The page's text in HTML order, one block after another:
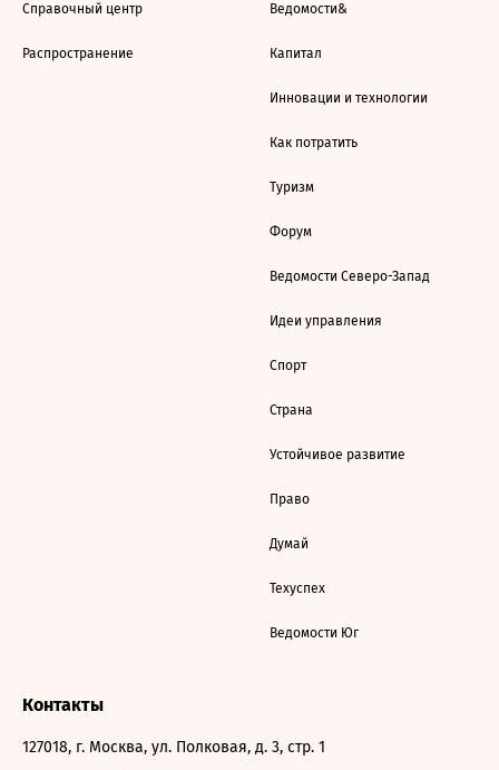
Справочный центр
Распространение
Ведомости&
Капитал
Инновации и технологии
Как потратить
Туризм
Форум
Ведомости Северо-Запад
Идеи управления
Спорт
Страна
Устойчивое развитие
Право
Думай
Техуспех
Ведомости Юг
Контакты
127018, г. Москва, ул. Полковая, д. 3, стр. 1